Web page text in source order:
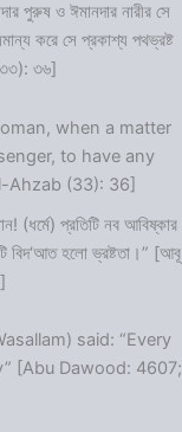
পুরুষ ও ঈমানদার নারীর সে
করে সে প্রকাশ্য পথভ্রষ্ট
৩৬]
when a matter
to have any
Ahzab (33): 36]
(ধর্মে) প্রতিটি নব আবিষ্কার
বিদ‘আত হলো ভ্রষ্টতা।” [আবূ
said: “Every
[Abu Dawood: 4607;